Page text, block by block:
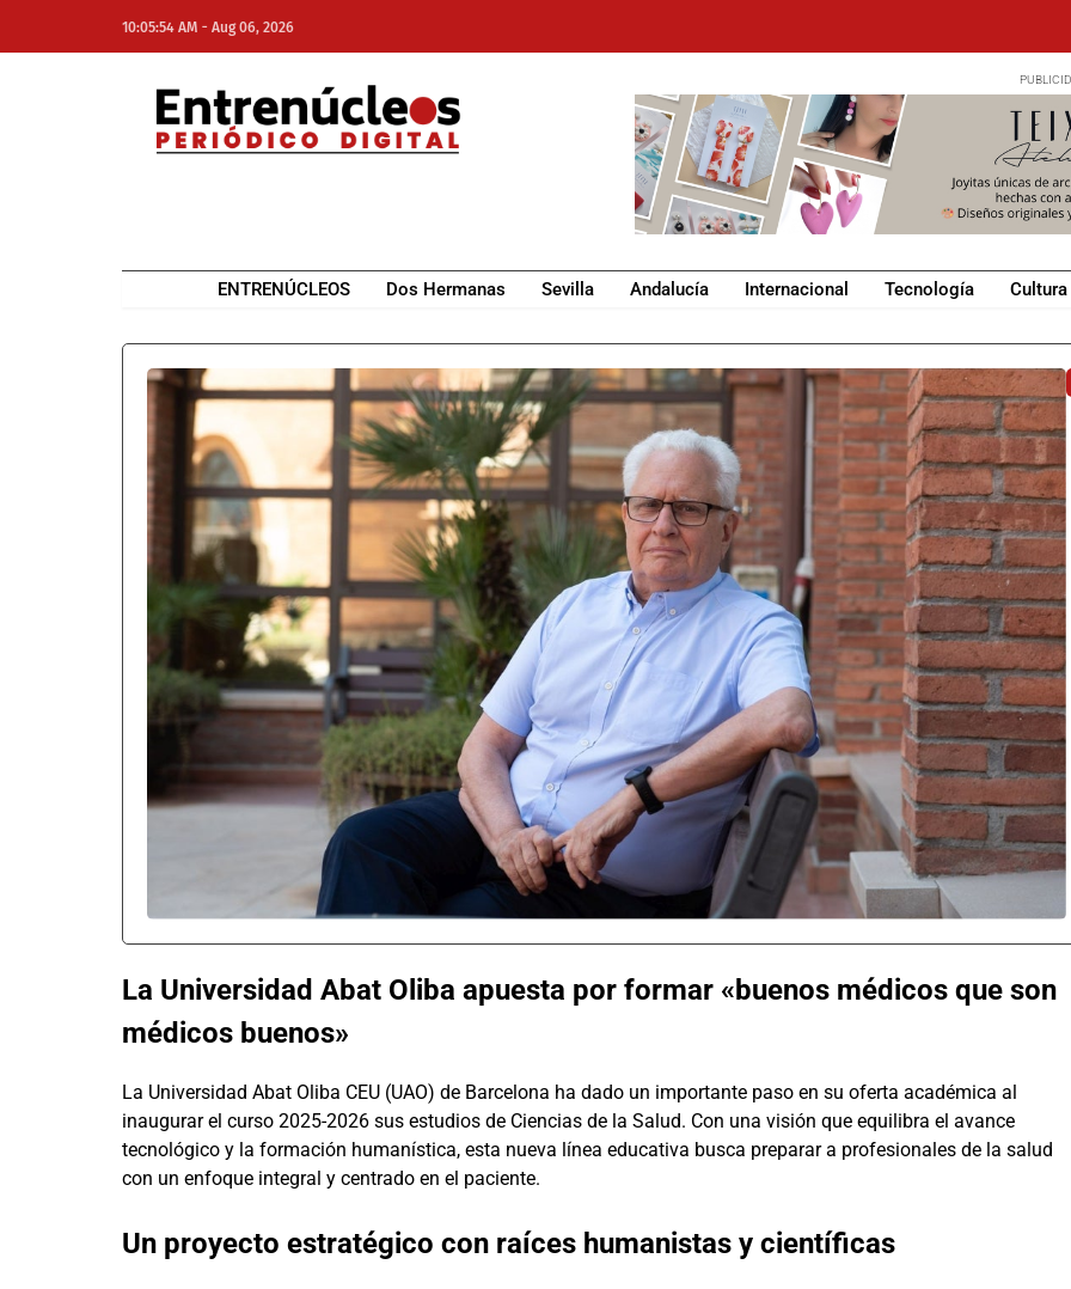
10:05:54 AM - Aug 06, 2026
ENTRENÚCLEOS Dos Hermanas Sevilla Andalucía Internacional Tecnología
La Universidad Abat Oliba apuesta por formar «buenos médicos que son
médicos buenos»
La Universidad Abat Oliba CEU (UAO) de Barcelona ha dado un importante paso en su oferta académica al
inaugurar el curso 2025-2026 sus estudios de Ciencias de la Salud. Con una visión que equilibra el avance
tecnológico y la formación humanística, esta nueva línea educativa busca preparar a profesionales de la salud
con un enfoque integral y centrado en el paciente.
Un proyecto estratégico con raíces humanistas y científicas